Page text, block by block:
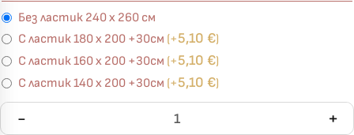
Без ластик 240 х 260 см
С ластик 180 х 200 +30см (+5,10 €)
С ластик 160 х 200 +30см (+5,10 €)
С ластик 140 х 200 +30см (+5,10 €)